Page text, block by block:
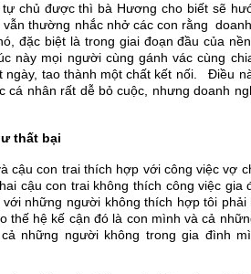
chủ được thì bà Hương cho biết sẽ
thường nhắc nhở các con rằng
đặc biệt là trong giai đoạn đầu của
này mọi người cùng gánh vác cùng
ngày, tao thành một chất kết nối. Điều
cá nhân rất dễ bỏ cuộc, nhưng doanh
thất bại
cậu con trai thích hợp với công việc vợ
cậu con trai không thích công việc gia
những người không thích hợp tôi phải
thế hệ kế cận đó là con mình và cả
những người không trong gia đình